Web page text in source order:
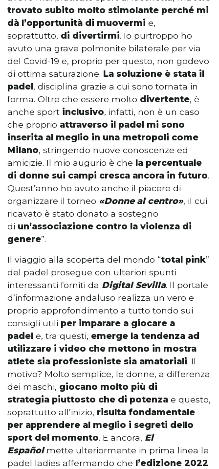
trovato subito molto stimolante perché mi
dà l’opportunità di muovermi e,
soprattutto, di divertirmi. Io purtroppo ho
avuto una grave polmonite bilaterale per via
del Covid-19 e, proprio per questo, non godevo
di ottima saturazione. La soluzione è stata il
padel, disciplina grazie a cui sono tornata in
forma. Oltre che essere molto divertente, è
anche sport inclusivo, infatti, non è un caso
che proprio attraverso il padel mi sono
inserita al meglio in una metropoli come
Milano, stringendo nuove conoscenze ed
amicizie. Il mio augurio è che la percentuale
di donne sui campi cresca ancora in futuro.
Quest’anno ho avuto anche il piacere di
organizzare il torneo «Donne al centro», il cui
ricavato è stato donato a sostegno
di un’associazione contro la violenza di
genere”.
Il viaggio alla scoperta del mondo “total pink”
del padel prosegue con ulteriori spunti
interessanti forniti da Digital Sevilla. Il portale
d’informazione andaluso realizza un vero e
proprio approfondimento a tutto tondo sui
consigli utili per imparare a giocare a
padel e, tra questi, emerge la tendenza ad
utilizzare i video che mettono in mostra
atlete sia professioniste sia amatoriali. Il
motivo? Molto semplice, le donne, a differenza
dei maschi, giocano molto più di
strategia piuttosto che di potenza e questo,
soprattutto all’inizio, risulta fondamentale
per apprendere al meglio i segreti dello
sport del momento. E ancora, El
Españolmette ulteriormente in prima linea le
padel ladies affermando che l’edizione 2022